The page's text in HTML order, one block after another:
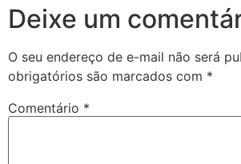
Deixe um
O seu endereço de e-mail não será
obrigatórios são marcados com *
Comentário *